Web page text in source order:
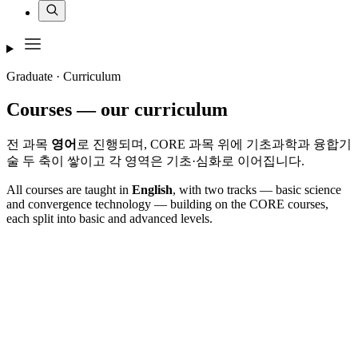
Graduate · Curriculum
Courses— our curriculum
전 과목 영어 로 진행되며, CORE 과목 위에 기초과학과 융합기
술 두 축이 쌓이고 각 영역은 기초·심화로 이어집니다.
All courses are taught in English, with two tracks — basic science
and convergence technology — building on the CORE courses,
each split into basic and advanced levels.